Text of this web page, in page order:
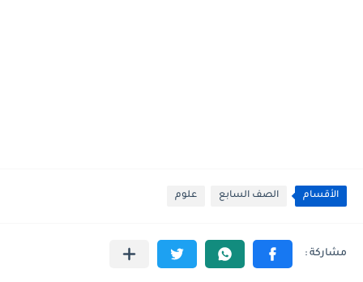
الأقسام الصف السابع علوم